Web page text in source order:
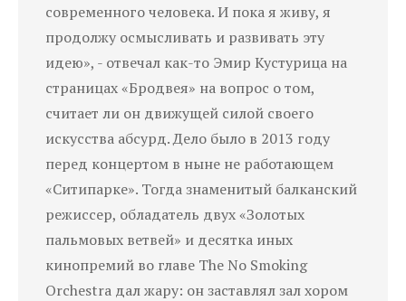
современного человека. И пока я живу, я
продолжу осмысливать и развивать эту
идею», - отвечал как-то Эмир Кустурица на
страницах «Бродвея» на вопрос о том,
считает ли он движущей силой своего
искусства абсурд. Дело было в 2013 году
перед концертом в ныне не работающем
«Ситипарке». Тогда знаменитый балканский
режиссер, обладатель двух «Золотых
пальмовых ветвей» и десятка иных
кинопремий во главе The No Smoking
Orchestra дал жару: он заставлял зал хором